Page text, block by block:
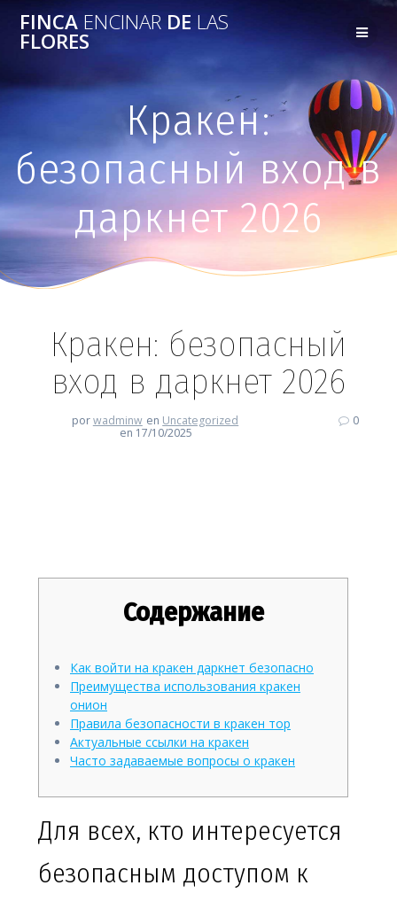
FINCA ENCINARDELAS
FLORES
Кракен:
безопасный вход в
даркнет 2026
Кракен: безопасный
вход в даркнет 2026
porwadminw en Uncategorized
en 17/10/2025
0
Содержание
Как войти на кракен даркнет безопасно
Преимущества использования кракен
онион
Правила безопасности в кракен тор
Актуальные ссылки на кракен
Часто задаваемые вопросы о кракен
Для всех, кто интересуется
безопасным доступом к